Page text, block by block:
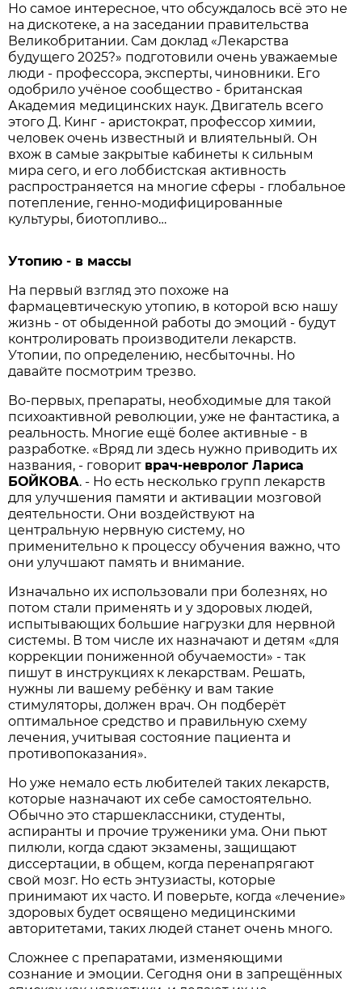
Но самое интересное, что обсуждалось всё это не
на дискотеке, а на заседании правительства
Великобритании. Сам доклад «Лекарства
будущего 2025?» подготовили очень уважаемые
люди - профессора, эксперты, чиновники. Его
одобрило учёное сообщество - британская
Академия медицинских наук. Двигатель всего
этого Д. Кинг - аристократ, профессор химии,
человек очень известный и влиятельный. Он
вхож в самые закрытые кабинеты к сильным
мира сего, и его лоббистская активность
распространяется на многие сферы - глобальное
потепление, генно-модифицированные
культуры, биотопливо…
Утопию - в массы
На первый взгляд это похоже на
фармацевтическую утопию, в которой всю нашу
жизнь - от обыденной работы до эмоций - будут
контролировать производители лекарств.
Утопии, по определению, несбыточны. Но
давайте посмотрим трезво.
Во-первых, препараты, необходимые для такой
психоактивной революции, уже не фантастика, а
реальность. Многие ещё более активные - в
разработке. «Вряд ли здесь нужно приводить их
названия, - говорит врач-невролог Лариса
БОЙКОВА. - Но есть несколько групп лекарств
для улучшения памяти и активации мозговой
деятельности. Они воздейст­вуют на
центральную нервную систему, но
применительно к процессу обучения важно, что
они улучшают память и внимание.
Изначально их использовали при болезнях, но
потом стали применять и у здоровых людей,
испытывающих большие нагрузки для нервной
системы. В том числе их назначают и детям «для
коррекции пониженной обучаемости» - так
пишут в инструкциях к лекарствам. Решать,
нужны ли вашему ребёнку и вам такие
стимуляторы, должен врач. Он подберёт
оптимальное средство и правильную схему
лечения, учитывая состояние пациента и
противопоказания».
Но уже немало есть любителей таких лекарств,
которые назначают их себе самостоятельно.
Обычно это старшеклассники, студенты,
аспиранты и прочие труженики ума. Они пьют
пилюли, когда сдают экзамены, защищают
диссертации, в общем, когда перенапрягают
свой мозг. Но есть энтузиасты, которые
принимают их часто. И поверьте, когда «лечение»
здоровых будет освящено медицинскими
авторитетами, таких людей станет очень много.
Сложнее с препаратами, изменяющими
сознание и эмоции. Сегодня они в запрещённых